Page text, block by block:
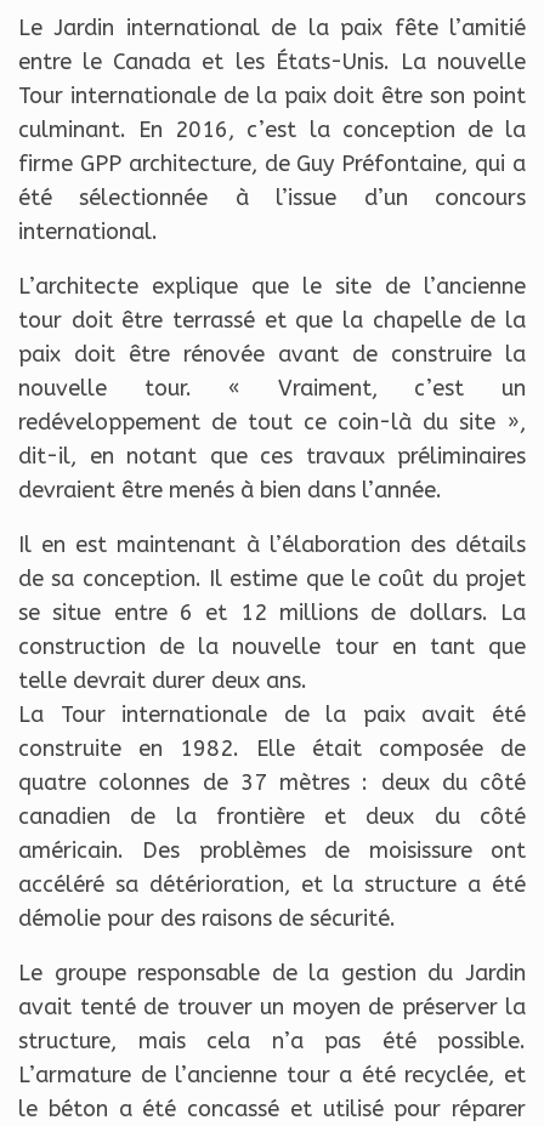
Le Jardin international de la paix fête l’amitié
entre le Canada et les États-Unis. La nouvelle
Tour internationale de la paix doit être son point
culminant. En 2016, c’est la conception de la
firme GPP architecture, de Guy Préfontaine, qui a
été sélectionnée à l’issue d’un concours
international.
L’architecte explique que le site de l’ancienne
tour doit être terrassé et que la chapelle de la
paix doit être rénovée avant de construire la
nouvelle tour. « Vraiment, c’est un
redéveloppement de tout ce coin-là du site »,
dit-il, en notant que ces travaux préliminaires
devraient être menés à bien dans l’année.
Il en est maintenant à l’élaboration des détails
de sa conception. Il estime que le coût du projet
se situe entre 6 et 12 millions de dollars. La
construction de la nouvelle tour en tant que
telle devrait durer deux ans.
La Tour internationale de la paix avait été
construite en 1982. Elle était composée de
quatre colonnes de 37 mètres : deux du côté
canadien de la frontière et deux du côté
américain. Des problèmes de moisissure ont
accéléré sa détérioration, et la structure a été
démolie pour des raisons de sécurité.
Le groupe responsable de la gestion du Jardin
avait tenté de trouver un moyen de préserver la
structure, mais cela n’a pas été possible.
L’armature de l’ancienne tour a été recyclée, et
le béton a été concassé et utilisé pour réparer